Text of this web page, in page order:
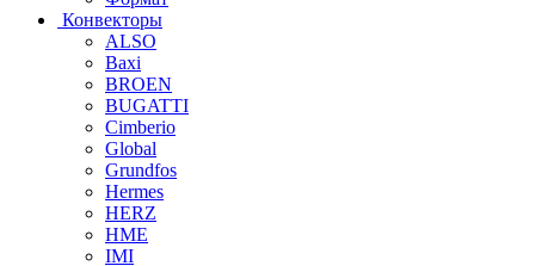
Конвекторы
ALSO
Baxi
BROEN
BUGATTI
Cimberio
Global
Grundfos
Hermes
HERZ
HME
IMI